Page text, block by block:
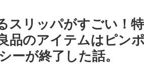
スリッパがすごい！
品のアイテムはピン
ーが終了した話。